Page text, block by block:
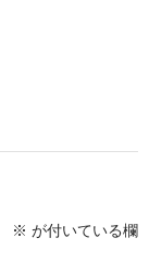
※ が付いている欄